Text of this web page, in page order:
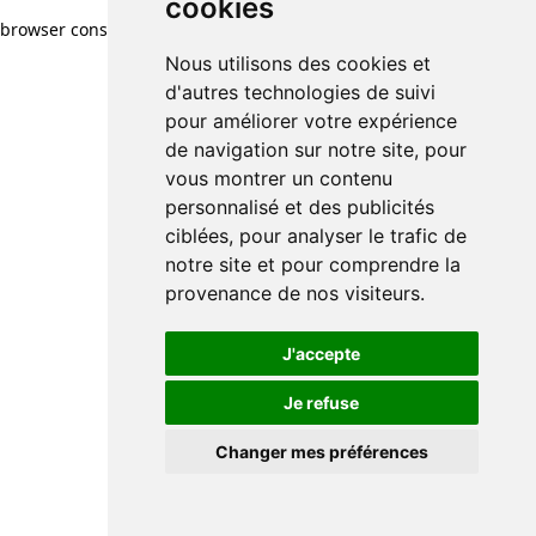
cookies
Nous utilisons des cookies et
d'autres technologies de suivi
pour améliorer votre expérience
de navigation sur notre site, pour
vous montrer un contenu
personnalisé et des publicités
ciblées, pour analyser le trafic de
notre site et pour comprendre la
provenance de nos visiteurs.
J'accepte
Je refuse
Changer mes préférences
browser console for more information)